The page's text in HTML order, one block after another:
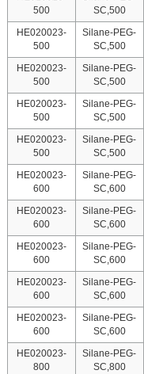
500
SC,500
HE020023-
500
Silane-PEG-
SC,500
HE020023-
500
Silane-PEG-
SC,500
HE020023-
500
Silane-PEG-
SC,500
HE020023-
500
Silane-PEG-
SC,500
HE020023-
600
Silane-PEG-
SC,600
HE020023-
600
Silane-PEG-
SC,600
HE020023-
600
Silane-PEG-
SC,600
HE020023-
600
Silane-PEG-
SC,600
HE020023-
600
Silane-PEG-
SC,600
HE020023-
800
Silane-PEG-
SC,800